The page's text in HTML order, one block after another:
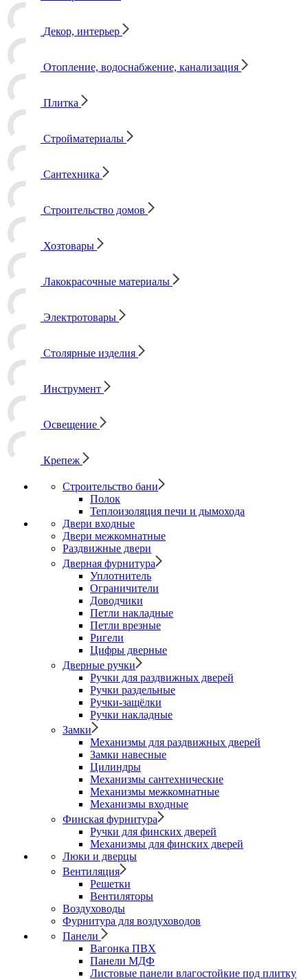
Декор, интерьер
Отопление, водоснабжение, канализация
Плитка
Стройматериалы
Сантехника
Строительство домов
Хозтовары
Лакокрасочные материалы
Электротовары
Столярные изделия
Инструмент
Освещение
Крепеж
Строительство бани
Полок
Теплоизоляция печи и дымохода
Двери входные
Двери межкомнатные
Раздвижные двери
Дверная фурнитура
Уплотнитель
Ограничители
Доводчики
Петли накладные
Петли врезные
Ригели
Цифры дверные
Дверные ручки
Ручки для раздвижных дверей
Ручки раздельные
Ручки-защёлки
Ручки накладные
Замки
Механизмы для раздвижных дверей
Замки навесные
Цилиндры
Механизмы сантехнические
Механизмы межкомнатные
Механизмы входные
Финская фурнитура
Ручки для финских дверей
Механизмы для финских дверей
Люки и дверцы
Вентиляция
Решетки
Вентиляторы
Воздуховоды
Фурнитура для воздуховодов
Панели
Вагонка ПВХ
Панели МДФ
Листовые панели влагостойкие под плитку